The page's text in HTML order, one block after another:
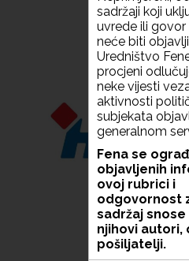
sadržaji koji
uvrede ili govor
neće biti
Uredništvo
procjeni
neke vijesti
aktivnosti
subjekata
generalnom
Fena se
objavljenih
ovoj rubrici i
odgovornost
sadržaj snose
njihovi autori,
pošiljatelji.